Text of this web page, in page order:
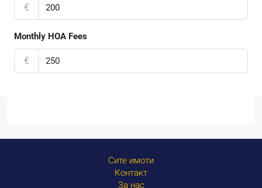
€
Monthly HOA Fees
€
Сите имоти
Контакт
За нас